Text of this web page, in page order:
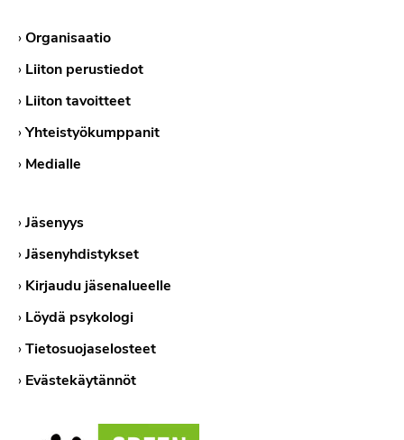
›Organisaatio
› Liiton perustiedot
› Liiton tavoitteet
›Yhteistyökumppanit
› Medialle
›Jäsenyys
›Jäsenyhdistykset
› Kirjaudu jäsenalueelle
› Löydä psykologi
›Tietosuojaselosteet
› Evästekäytännöt